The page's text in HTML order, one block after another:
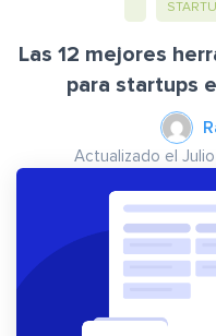
Las 12 mejores
para startups
Actualizado el